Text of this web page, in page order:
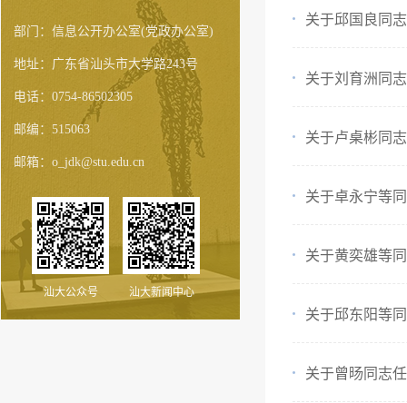
部门：信息公开办公室(党政办公室)
地址：广东省汕头市大学路243号
电话：0754-86502305
邮编：515063
邮箱：o_jdk@stu.edu.cn
汕大公众号 汕大新闻中心
关于邱国良同
关于刘育洲同
关于卢桌彬同
关于卓永宁等
关于黄奕雄等
关于邱东阳等
关于曾旸同志